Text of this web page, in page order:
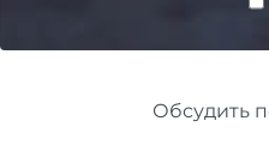
Обсудить